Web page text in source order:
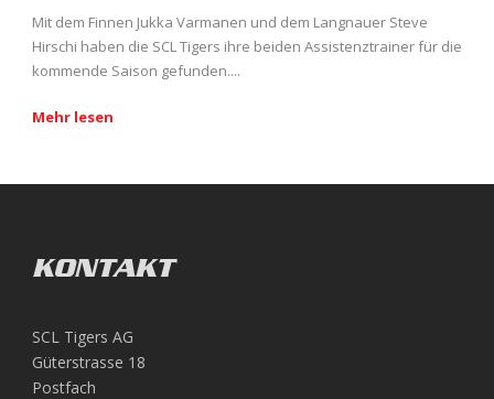
Mit dem Finnen Jukka Varmanen und dem Langnauer Steve
Hirschi haben die SCL Tigers ihre beiden Assistenztrainer für die
kommende Saison gefunden....
Mehr lesen
KONTAKT
SCL Tigers AG
Güterstrasse 18
Postfach